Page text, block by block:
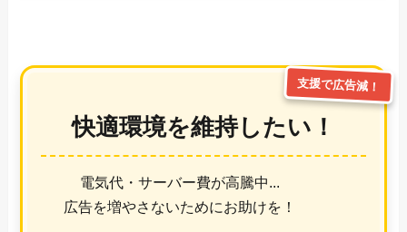
支援で広告減！
快適環境を維持したい！
電気代・サーバー費が高騰中...
広告を増やさないためにお助けを！